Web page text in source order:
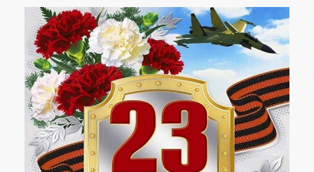
lesclefsdorrussia